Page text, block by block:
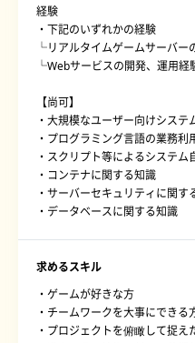
経験
・下記のいずれかの経験
└リアルタイムゲームサーバー
└Webサービスの開発、運用経
【尚可】
・大規模なユーザー向けシステ
・プログラミング言語の業務利
・スクリプト等によるシステム
・コンテナに関する知識
・サーバーセキュリティに関す
・データベースに関する知識
求めるスキル
・ゲームが好きな方
・チームワークを大事にできる
・プロジェクトを俯瞰して捉